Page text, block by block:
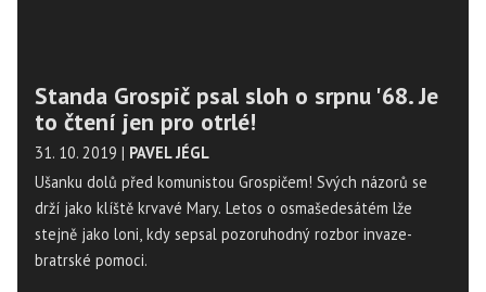
Standa Grospič psal sloh o srpnu '68. Je
to čtení jen pro otrlé!
31. 10. 2019 | PAVEL JÉGL
Ušanku dolů před komunistou Grospičem! Svých názorů se
drží jako klíště krvavé Mary. Letos o osmašedesátém lže
stejně jako loni, kdy sepsal pozoruhodný rozbor invaze-
bratrské pomoci.